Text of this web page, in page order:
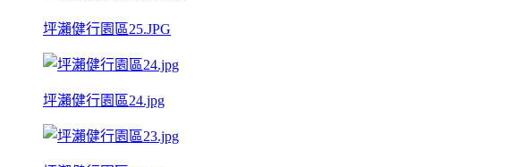
坪瀨健行園區25.JPG
坪瀨健行園區24.jpg